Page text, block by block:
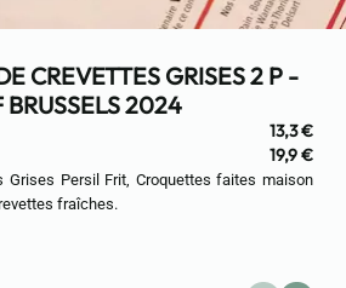
CREVETTES GRISES 2 P -
BRUSSELS 2024
13,3 €
19,9 €
Grises Persil Frit, Croquettes faites maison
fraîches.